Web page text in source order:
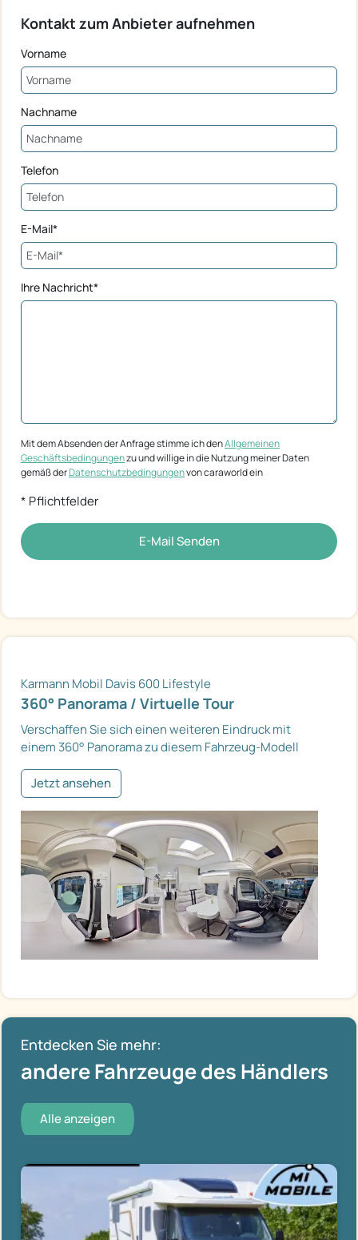
Kontakt zum Anbieter aufnehmen
Vorname
Nachname
Telefon
E-Mail*
Ihre Nachricht*
Mit dem Absenden der Anfrage stimme ich denAllgemeinen
Geschäftsbedingungenzu und willige in die Nutzung meiner Daten
gemäß derDatenschutzbedingungenvon caraworld ein
* Pflichtfelder
E-Mail Senden
Karmann Mobil Davis 600 Lifestyle
360° Panorama / Virtuelle Tour
Verschaffen Sie sich einen weiteren Eindruck mit
einem 360° Panorama zu diesem Fahrzeug-Modell
Jetzt ansehen
Entdecken Sie mehr:
andere Fahrzeuge des Händlers
Alle anzeigen